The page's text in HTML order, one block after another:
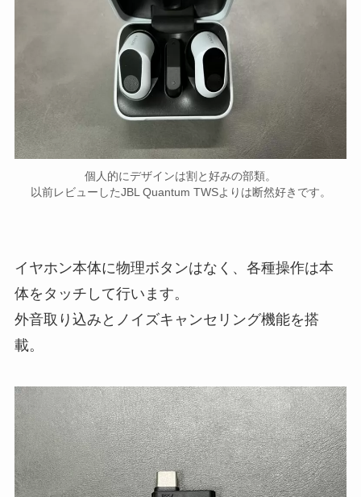
個人的にデザインは割と好みの部類。
以前レビューしたJBL Quantum TWSよりは断然好きです。
イヤホン本体に物理ボタンはなく、各種操作は本
体をタッチして行います。
外音取り込みとノイズキャンセリング機能を搭
載。